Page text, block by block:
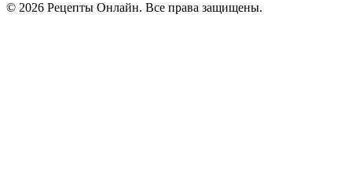
© 2026 Рецепты Онлайн. Все права защищены.